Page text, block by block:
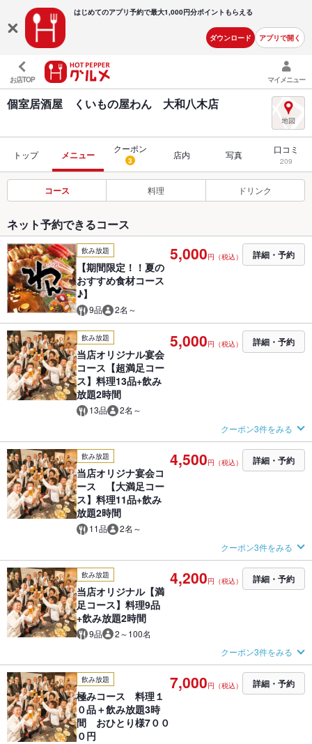
はじめてのアプリ予約で最大1,000円分ポイントもらえる
ダウンロード アプリで開く
お店TOP マイメニュー
個室居酒屋 くいもの屋わん 大和八木店
トップ メニュー
クーポン
3 店内 写真 口コミ
209
コース 料理 ドリンク
ネット予約できるコース
飲み放題
【期間限定！！夏の
おすすめ食材コース
♪】
9品 2名～
5,000円（税込） 詳細・予約
飲み放題
当店オリジナル宴会
コース【超満足コー
ス】料理13品+飲み
放題2時間
13品 2名～
5,000円（税込） 詳細・予約
クーポン3件をみる
飲み放題
当店オリジナ宴会コ
ース 【大満足コー
ス】料理11品+飲み
放題2時間
11品 2名～
4,500円（税込） 詳細・予約
クーポン3件をみる
飲み放題
当店オリジナル【満
足コース】料理9品
+飲み放題2時間
9品 2～100名
4,200円（税込） 詳細・予約
クーポン3件をみる
飲み放題
極みコース 料理１
０品＋飲み放題3時
間 おひとり様7００
０円
7,000円（税込） 詳細・予約